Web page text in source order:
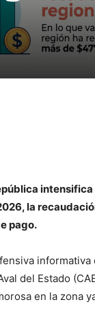
intensifica
la
pago.
informativa
del Estado
en la zona